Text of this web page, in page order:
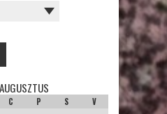
C P S V